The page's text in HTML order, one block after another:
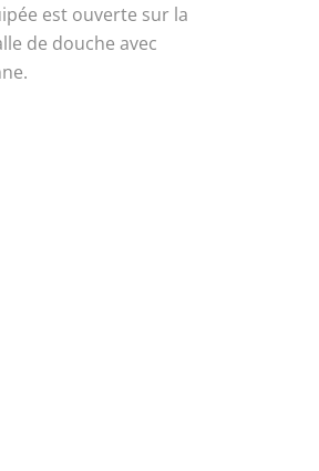
est ouverte sur la
de douche avec